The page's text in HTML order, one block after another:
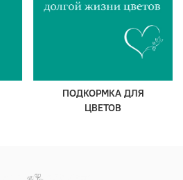
ПОДКОРМКА ДЛЯ
ЦВЕТОВ